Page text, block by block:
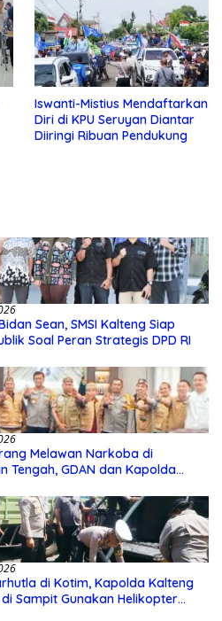
Iswanti-Mistius Mendaftarkan
Diri di KPU Seruyan Diantar
Diiringi Ribuan Pendukung
Sean, SMSI Kalteng Siap
Soal Peran Strategis DPD RI
Melawan Narkoba di
Tengah, GDAN dan Kapolda
di Kotim, Kapolda Kalteng
Sampit Gunakan Helikopter